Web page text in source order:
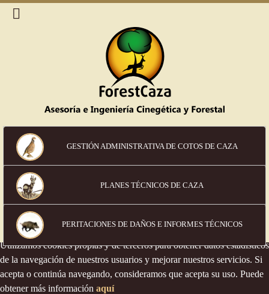
GESTIÓN ADMINISTRATIVA DE COTOS DE CAZA
PLANES TÉCNICOS DE CAZA
PERITACIONES DE DAÑOS E INFORMES TÉCNICOS
Política de cookies
Utilizamos cookies propias y de terceros para obtener datos estadísticos
de la navegación de nuestros usuarios y mejorar nuestros servicios. Si
acepta o continúa navegando, consideramos que acepta su uso. Puede
obtener más información aquí